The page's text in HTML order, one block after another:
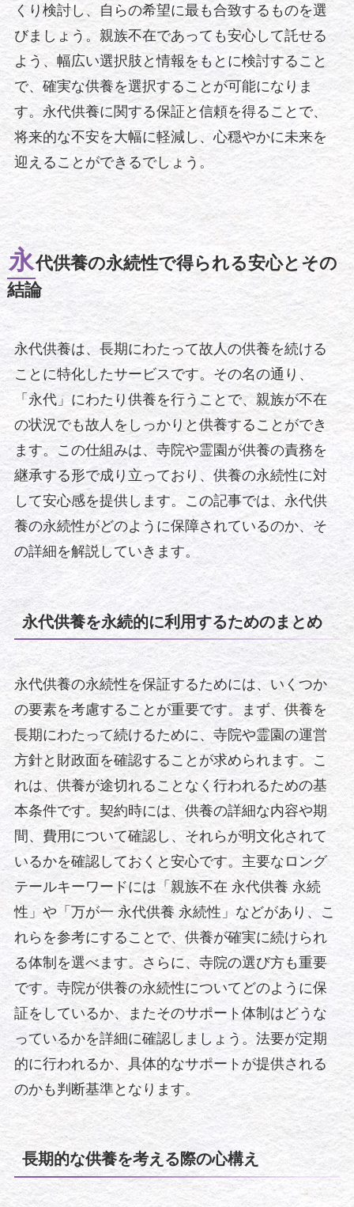
くり検討し、自らの希望に最も合致するものを選
びましょう。親族不在であっても安心して託せる
よう、幅広い選択肢と情報をもとに検討すること
で、確実な供養を選択することが可能になりま
す。永代供養に関する保証と信頼を得ることで、
将来的な不安を大幅に軽減し、心穏やかに未来を
迎えることができるでしょう。
永代供養の永続性で得られる安心とその
結論
永代供養は、長期にわたって故人の供養を続ける
ことに特化したサービスです。その名の通り、
「永代」にわたり供養を行うことで、親族が不在
の状況でも故人をしっかりと供養することができ
ます。この仕組みは、寺院や霊園が供養の責務を
継承する形で成り立っており、供養の永続性に対
して安心感を提供します。この記事では、永代供
養の永続性がどのように保障されているのか、そ
の詳細を解説していきます。
永代供養を永続的に利用するためのまとめ
永代供養の永続性を保証するためには、いくつか
の要素を考慮することが重要です。まず、供養を
長期にわたって続けるために、寺院や霊園の運営
方針と財政面を確認することが求められます。こ
れは、供養が途切れることなく行われるための基
本条件です。契約時には、供養の詳細な内容や期
間、費用について確認し、それらが明文化されて
いるかを確認しておくと安心です。主要なロング
テールキーワードには「親族不在 永代供養 永続
性」や「万が一 永代供養 永続性」などがあり、こ
れらを参考にすることで、供養が確実に続けられ
る体制を選べます。さらに、寺院の選び方も重要
です。寺院が供養の永続性についてどのように保
証をしているか、またそのサポート体制はどうな
っているかを詳細に確認しましょう。法要が定期
的に行われるか、具体的なサポートが提供される
のかも判断基準となります。
長期的な供養を考える際の心構え